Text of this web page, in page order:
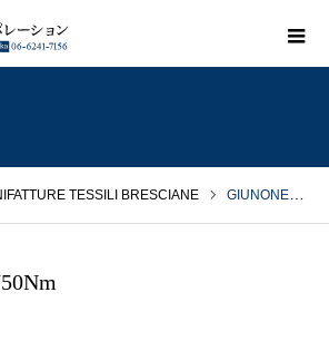
TESSILI BRESCIANE GIUNONE 8/50Nm